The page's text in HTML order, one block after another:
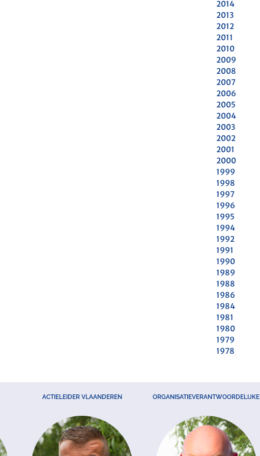
2014
2013
2012
2011
2010
2009
2008
2007
2006
2005
2004
2003
2002
2001
2000
1999
1998
1997
1996
1995
1994
1992
1991
1990
1989
1988
1986
1984
1981
1980
1979
1978
ACTIELEIDER VLAANDEREN ORGANISATIEVERANTWOORDELIJKE